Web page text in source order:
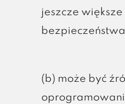
jeszcze
(b) może być